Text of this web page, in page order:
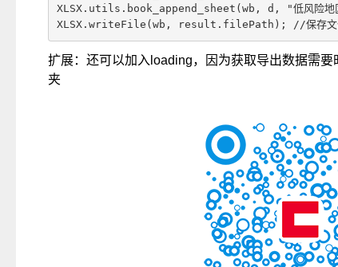
XLSX.utils.book_append_sheet(wb, d, "低风险
XLSX.writeFile(wb, result.filePath); //保存文
扩展：还可以加入loading，因为获取导出数据需
夹